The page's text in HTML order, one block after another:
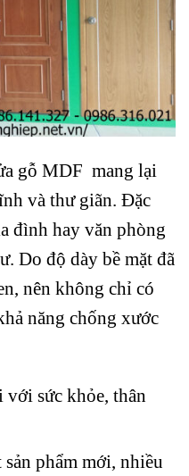
gỗ MDF mang lại
và thư giãn. Đặc
đình hay văn phòng
Do độ dày bề mặt đã
nên không chỉ có
năng chống xước
sức khỏe, thân
phẩm mới, nhiều